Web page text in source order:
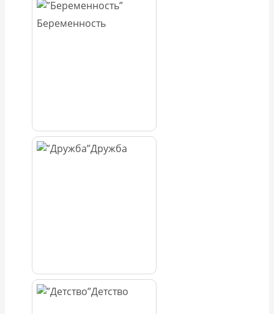
Беременность
Дружба
Детство